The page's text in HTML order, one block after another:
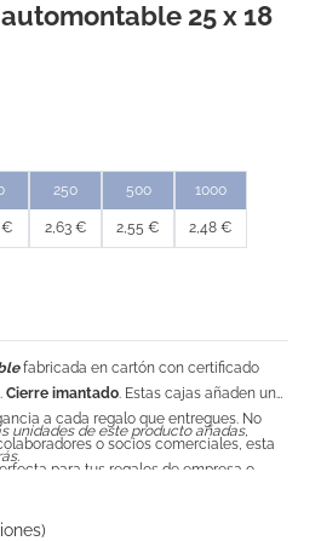
25 x 18
€
250
2,63 €
500
2,55 €
1000
2,48 €
fabricada en cartón con certificado
Cierre imantado. Estas cajas añaden un
a cada regalo que entregues. No
o socios comerciales, esta
para tus regalos de empresa o
perfectas para para dejar una impresión
unidades de este producto añadas,